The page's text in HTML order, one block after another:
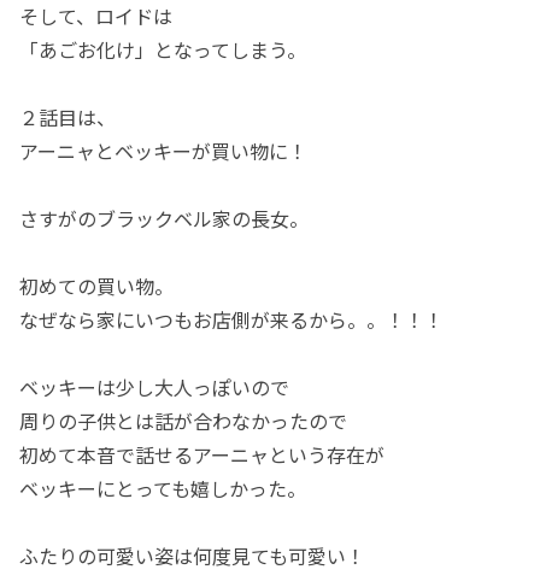
そして、ロイドは
「あごお化け」となってしまう。
２話目は、
アーニャとベッキーが買い物に！
さすがのブラックベル家の長女。
初めての買い物。
なぜなら家にいつもお店側が来るから。。！！！
ベッキーは少し大人っぽいので
周りの子供とは話が合わなかったので
初めて本音で話せるアーニャという存在が
ベッキーにとっても嬉しかった。
ふたりの可愛い姿は何度見ても可愛い！